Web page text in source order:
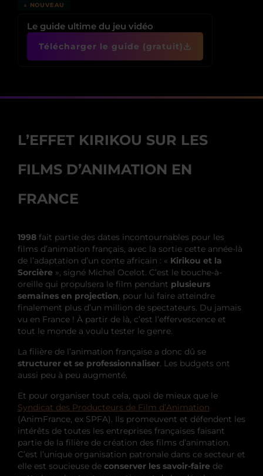
↓ NOUVEAU
Le guide ultime du jeu vidéo
Télécharger le guide (gratuit)
L’EFFET KIRIKOU SUR LES
FILMS D’ANIMATION EN
FRANCE
1998 fait partie des dates incontournables pour les
films d’animation français, avec la sortie cette année-là
de l’adaptation d’un conte africain : « Kirikou et la
Sorcière », signé Michel Ocelot. C’est le bouche-à-
oreille qui propulsera le film pendant plusieurs
semaines en projection , pour lui faire atteindre
finalement plus d’un million de spectateurs. Du jamais
vu en France ! À partir de là, c’est l’effervescence et
tout le monde a voulu tester le genre.
La filière de l’animation française a donc dû se
structurer et se professionnaliser . Les budgets ont
aussi peu à peu augmenté.
Et pour organiser tout cela, quoi de mieux que le
Syndicat des Producteurs de Film d’Animation
(AnimFrance, ex SPFA). Ils promeuvent et défendent les
intérêts de toutes les entreprises françaises faisant
partie de la filière de création des films d’animation.
C’est l’unique organisation patronale dans ce secteur et
elle est soucieuse de conserver les savoir-faire de